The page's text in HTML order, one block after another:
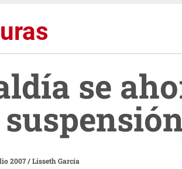
se
2007/Lisseth García